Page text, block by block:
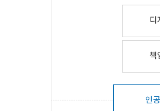
디
책
인